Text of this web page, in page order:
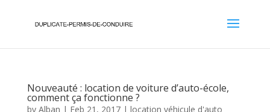
Nouveauté : location de voiture d’auto-école,
comment ça fonctionne ?
by Alban | Feb 21, 2017| location véhicule d'auto